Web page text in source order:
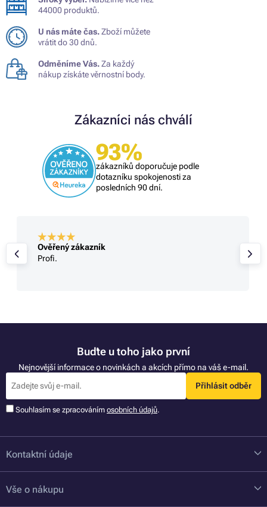
44000 produktů.
U nás máte čas.Zboží můžete
vrátit do 30 dnů.
Odměníme Vás.Za každý
nákup získáte věrnostní body.
Zákazníci nás chválí
93%
zákazníků doporučuje podle
dotazníku spokojenosti za
posledních 90 dní.
Ověřený zákazník
Profi.
Buďte u toho jako první
Nejnovější informace o novinkách a akcích přímo na váš e-mail.
Přihlásit odběr
Souhlasím se zpracováním osobních údajů.
Kontaktní údaje
Vše o nákupu